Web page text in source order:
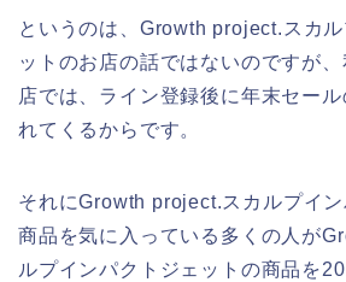
というのは、Growth project.スカ
ットのお店の話ではないのですが
店では、ライン登録後に年末セー
れてくるからです。
それにGrowth project.スカルプイ
商品を気に入っている多くの人が
ルプインパクトジェットの商品を